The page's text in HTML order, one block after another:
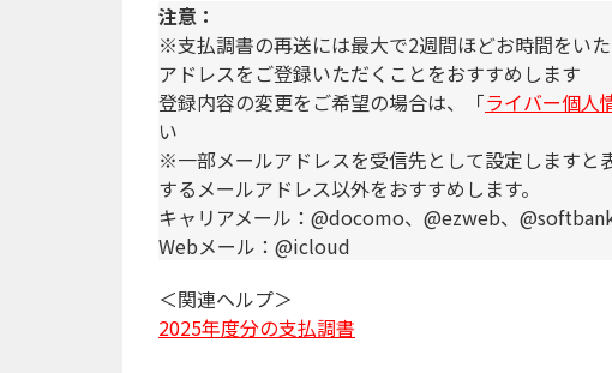
注意：
※支払調書の再送には最大で2週間ほどお時間をい
アドレスをご登録いただくことをおすすめします
登録内容の変更をご希望の場合は、「ライバー個人
い
※一部メールアドレスを受信先として設定しますと
するメールアドレス以外をおすすめします。
キャリアメール：@docomo、@ezweb、
Webメール：@icloud
＜関連ヘルプ＞
2025年度分の支払調書